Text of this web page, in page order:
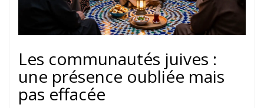
Les communautés juives :
une présence oubliée mais
pas effacée